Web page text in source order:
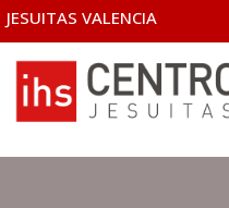
JESUITAS VALENCIA